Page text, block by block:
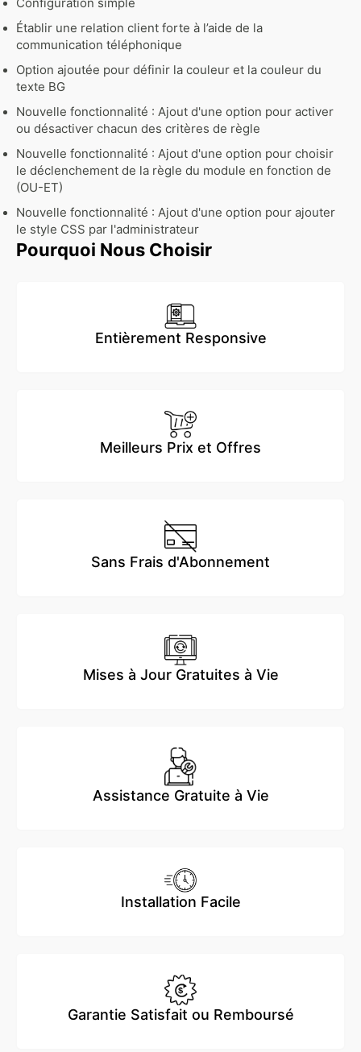
Configuration simple
Établir une relation client forte à l’aide de la
communication téléphonique
Option ajoutée pour définir la couleur et la couleur du
texte BG
Nouvelle fonctionnalité : Ajout d'une option pour activer
ou désactiver chacun des critères de règle
Nouvelle fonctionnalité : Ajout d'une option pour choisir
le déclenchement de la règle du module en fonction de
(OU-ET)
Nouvelle fonctionnalité : Ajout d'une option pour ajouter
le style CSS par l'administrateur
Pourquoi Nous Choisir
Entièrement Responsive
Meilleurs Prix et Offres
Sans Frais d'Abonnement
Mises à Jour Gratuites à Vie
Assistance Gratuite à Vie
Installation Facile
Garantie Satisfait ou Remboursé